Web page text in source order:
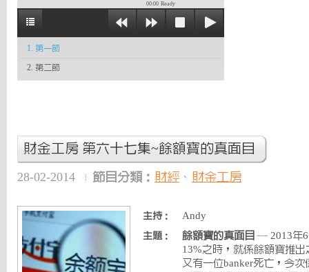
00:00 Ready
1. 第一節
2. 第二節
財金工房 第六十七集~餘額寶的真面目
28-02-2014 節目分類： 財經 、 財金工房
主持： Andy
主題： 餘額寶的真面目 — 2013年6
13%之時，就係餘額寶推
又有一位banker死亡，今